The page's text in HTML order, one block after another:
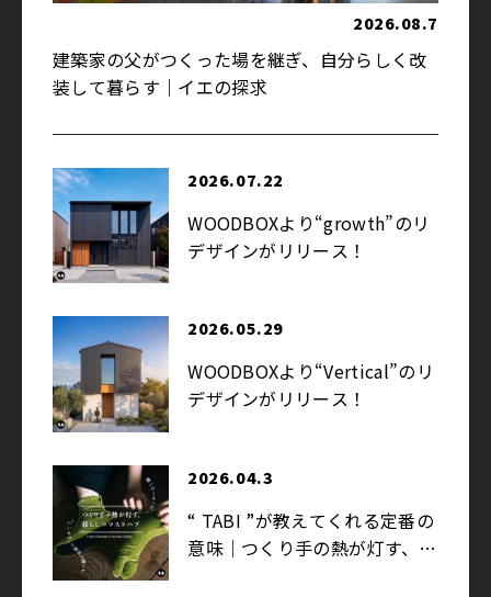
2026.08.7
建築家の父がつくった場を継ぎ、自分らしく改
装して暮らす｜イエの探求
2026.07.22
WOODBOXより“growth”のリ
デザインがリリース！
2026.05.29
WOODBOXより“Vertical”のリ
デザインがリリース！
2026.04.3
“ TABI ”が教えてくれる定番の
意味｜つくり手の熱が灯す、暮